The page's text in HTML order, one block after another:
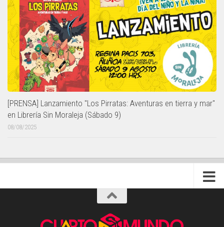
[PRENSA] Lanzamiento "Los Pirratas: Aventuras en tierra y mar"
en Librería Sin Moraleja (Sábado 9)
08/08/2025